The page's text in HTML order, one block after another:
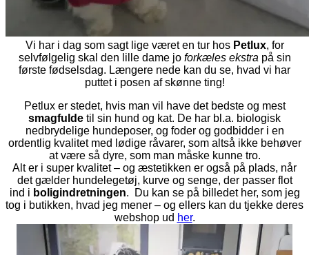
Vi har i dag som sagt lige været en tur hos Petlux, for
selvfølgelig skal den lille dame jo forkæles ekstra på sin
første fødselsdag. Længere nede kan du se, hvad vi har
puttet i posen af skønne ting!
Petlux er stedet, hvis man vil have det bedste og mest
smagfulde til sin hund og kat. De har bl.a. biologisk
nedbrydelige hundeposer, og foder og godbidder i en
ordentlig kvalitet med lødige råvarer, som altså ikke behøver
at være så dyre, som man måske kunne tro.
Alt er i super kvalitet – og æstetikken er også på plads, når
det gælder hundelegetøj, kurve og senge, der passer flot
ind i boligindretningen. Du kan se på billedet her, som jeg
tog i butikken, hvad jeg mener – og ellers kan du tjekke deres
webshop ud her.